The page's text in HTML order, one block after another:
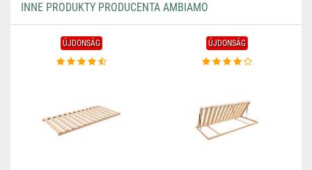
INNE PRODUKTY PRODUCENTA AMBIAMO
ÚJDONSÁG ÚJDONSÁG